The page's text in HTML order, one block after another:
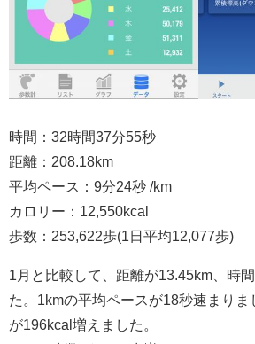
時間：32時間37分55秒
距離：208.18km
平均ペース：9分24秒 /km
カロリー：12,550kcal
歩数：253,622歩(1日平均12,077歩)
1月と比較して、距離が13.45km、時
た。1kmの平均ペースが18秒速まりま
が196kcal増えました。